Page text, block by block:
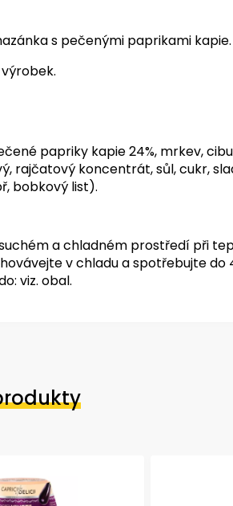
s pečenými paprikami kapie.
papriky kapie 24%, mrkev,
rajčatový koncentrát, sůl, cukr,
bobkový list).
a chladném prostředí při
v chladu a spotřebujte do
viz. obal.